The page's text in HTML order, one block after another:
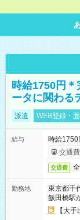
時給1750円
ータに関わる
派遣 WEB登録・
給与
時給1750
交通
交通費
勤務地
東京都千
飯田橋駅
【大